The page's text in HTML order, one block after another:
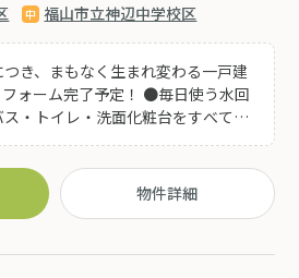
福山市立神辺中学校区
き、まもなく生まれ変わる一戸建
了予定！ ●毎日使う水回
・トイレ・洗面化粧台をすべて新
的な住まいです(^^♪ ●カーポート
日でも濡れる心配が少なく安心で
物件詳細